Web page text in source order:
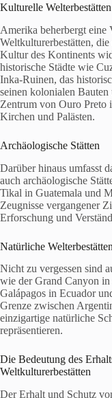
Kulturelle Welterbestätten
Amerika beherbergt
Weltkulturerbestätten,
Kultur des Kontinents
historische Städte wie
Inka-Ruinen, das
seinen kolonialen Bauten
Zentrum von Ouro Preto
Kirchen und Palästen.
Archäologische Stätten
Darüber hinaus umfasst
auch archäologische
Tikal in Guatemala und
Zeugnisse vergangener
Erforschung und
Natürliche Welterbestätten
Nicht zu vergessen sind
wie der Grand Canyon
Galápagos in Ecuador
Grenze zwischen
einzigartige natürliche
repräsentieren.
Die Bedeutung des
Weltkulturerbestätten
Der Erhalt und Schutz